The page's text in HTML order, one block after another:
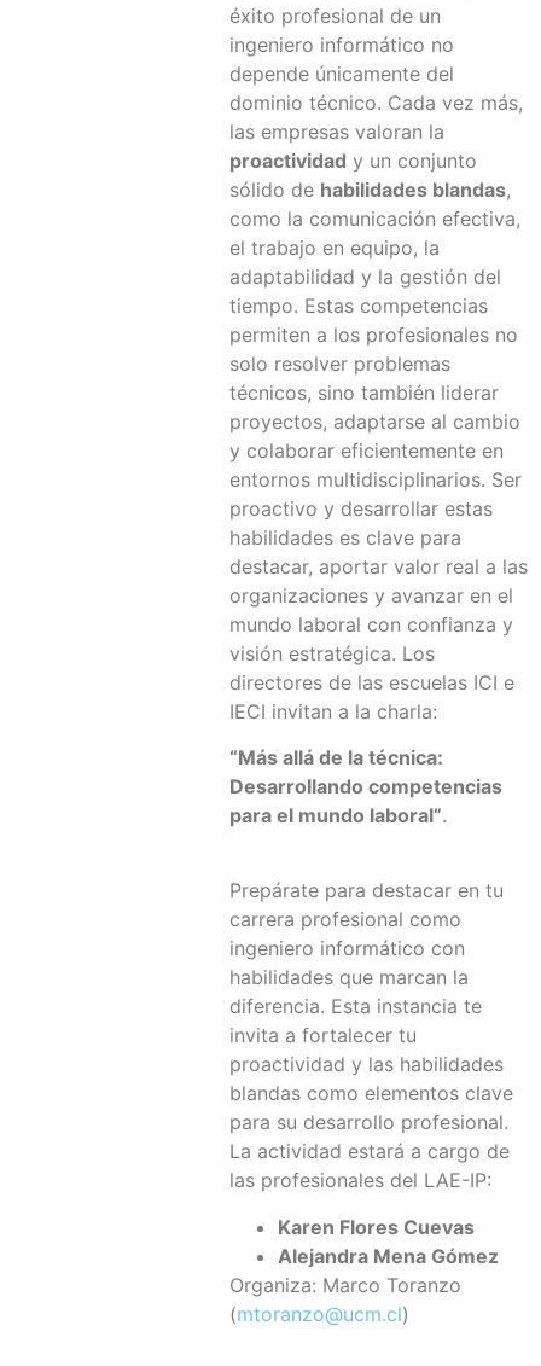
éxito profesional de un
ingeniero informático no
depende únicamente del
dominio técnico. Cada vez más,
las empresas valoran la
proactividad y un conjunto
sólido de habilidades blandas,
como la comunicación efectiva,
el trabajo en equipo, la
adaptabilidad y la gestión del
tiempo. Estas competencias
permiten a los profesionales no
solo resolver problemas
técnicos, sino también liderar
proyectos, adaptarse al cambio
y colaborar eficientemente en
entornos multidisciplinarios. Ser
proactivo y desarrollar estas
habilidades es clave para
destacar, aportar valor real a las
organizaciones y avanzar en el
mundo laboral con confianza y
visión estratégica. Los
directores de las escuelas ICI e
IECI invitan a la charla:
“Más allá de la técnica:
Desarrollando competencias
para el mundo laboral”.
Prepárate para destacar en tu
carrera profesional como
ingeniero informático con
habilidades que marcan la
diferencia. Esta instancia te
invita a fortalecer tu
proactividad y las habilidades
blandas como elementos clave
para su desarrollo profesional.
La actividad estará a cargo de
las profesionales del LAE-IP:
Karen Flores Cuevas
Alejandra Mena Gómez
Organiza: Marco Toranzo
(mtoranzo@ucm.cl)